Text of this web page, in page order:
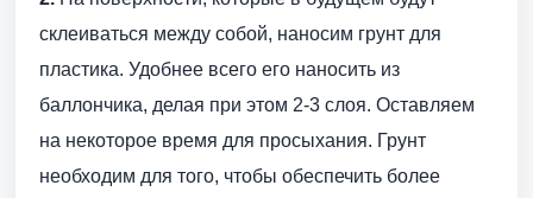
склеиваться между собой, наносим грунт для
пластика. Удобнее всего его наносить из
баллончика, делая при этом 2-3 слоя. Оставляем
на некоторое время для просыхания. Грунт
необходим для того, чтобы обеспечить более